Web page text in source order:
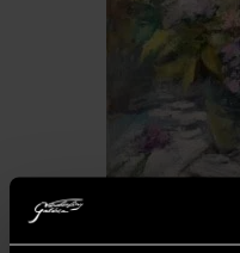
Bottyán